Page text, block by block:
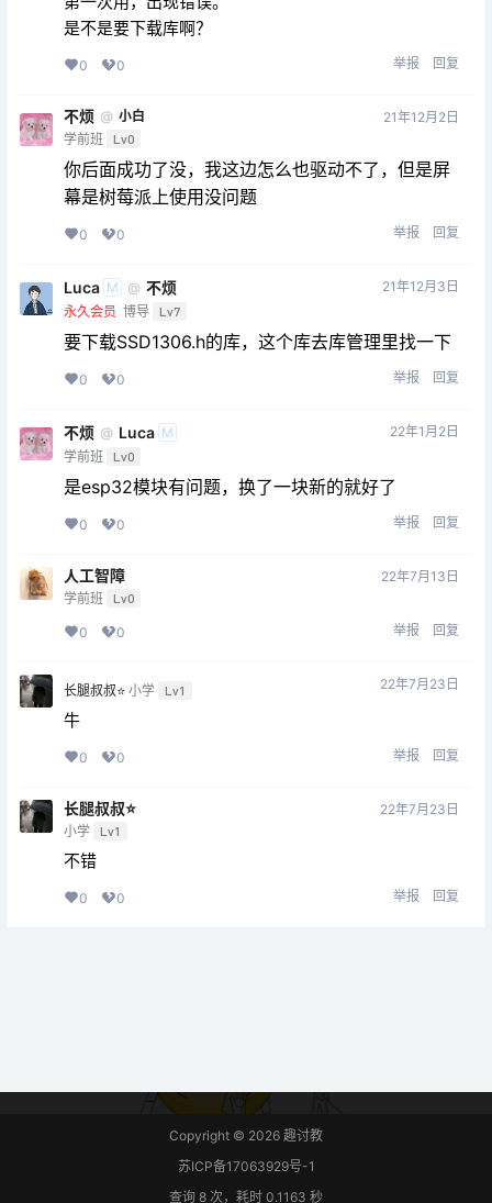
是不是要下载库啊？
0 0 举报 回复
不烦 @ 小白
学前班 Lv0
21年12月2日
你后面成功了没，我这边怎么也驱动不了，但是屏
幕是树莓派上使用没问题
0 0 举报 回复
Luca M @ 不烦
永久会员 博导 Lv7
21年12月3日
要下载SSD1306.h的库，这个库去库管理里找一下
0 0 举报 回复
不烦 @ Luca M
学前班 Lv0
22年1月2日
是esp32模块有问题，换了一块新的就好了
0 0 举报 回复
人工智障
学前班 Lv0
22年7月13日
0 0 举报 回复
长腿叔叔⭐️ 小学 Lv1 22年7月23日
牛
0 0 举报 回复
长腿叔叔⭐️
小学 Lv1
22年7月23日
不错
0 0 举报 回复
Copyright © 2026 趣讨教
苏ICP备17063929号-1
查询 8 次，耗时 0.1163 秒